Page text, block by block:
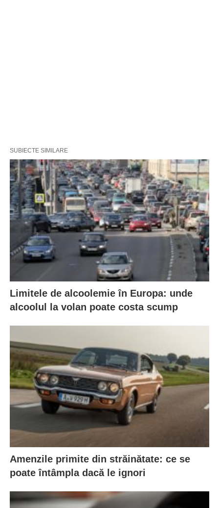
SUBIECTE SIMILARE
Limitele de alcoolemie în Europa: unde
alcoolul la volan poate costa scump
Amenzile primite din străinătate: ce se
poate întâmpla dacă le ignori